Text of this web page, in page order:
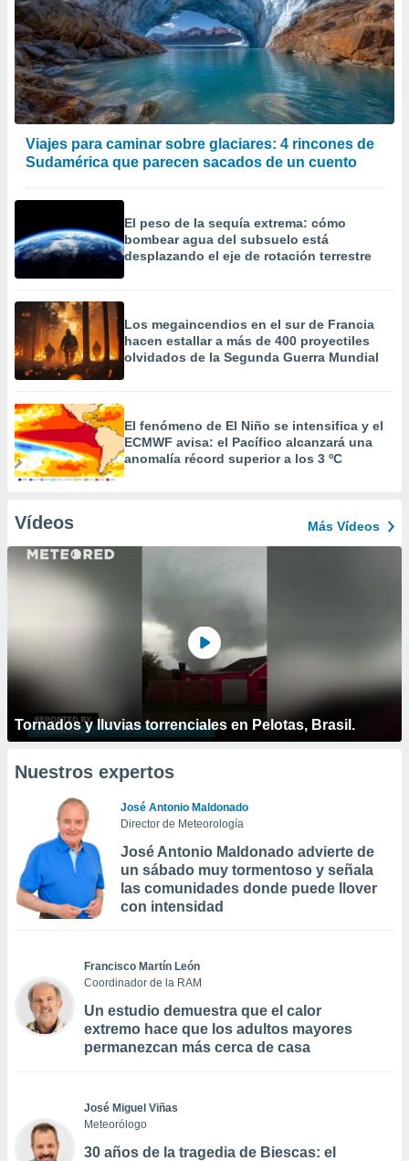
Viajes para caminar sobre glaciares: 4 rincones de
Sudamérica que parecen sacados de un cuento
El peso de la sequía extrema: cómo
bombear agua del subsuelo está
desplazando el eje de rotación terrestre
Los megaincendios en el sur de Francia
hacen estallar a más de 400 proyectiles
olvidados de la Segunda Guerra Mundial
El fenómeno de El Niño se intensifica y el
ECMWF avisa: el Pacífico alcanzará una
anomalía récord superior a los 3 ºC
Vídeos Más Vídeos
Tornados y lluvias torrenciales en Pelotas, Brasil.
Nuestros expertos
José Antonio Maldonado
Director de Meteorología
José Antonio Maldonado advierte de
un sábado muy tormentoso y señala
las comunidades donde puede llover
con intensidad
Francisco Martín León
Coordinador de la RAM
Un estudio demuestra que el calor
extremo hace que los adultos mayores
permanezcan más cerca de casa
José Miguel Viñas
Meteorólogo
30 años de la tragedia de Biescas: el